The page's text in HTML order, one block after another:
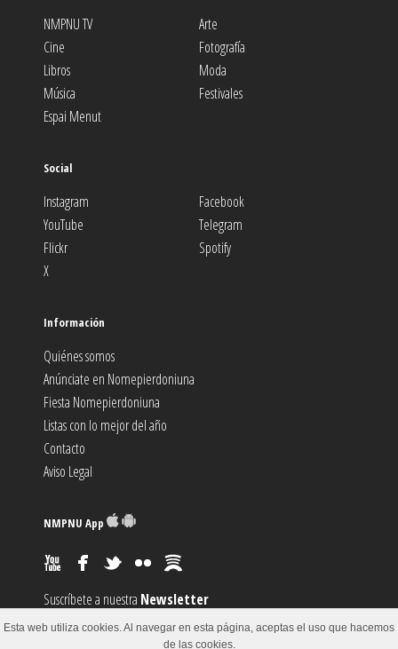
NMPNU TV
Arte
Cine
Fotografía
Libros
Moda
Música
Festivales
Espai Menut
Social
Instagram
Facebook
YouTube
Telegram
Flickr
Spotify
X
Información
Quiénes somos
Anúnciate en Nomepierdoniuna
Fiesta Nomepierdoniuna
Listas con lo mejor del año
Contacto
Aviso Legal
NMPNU App
Suscríbete a nuestra Newsletter
Suscríbete al canalRSS
Esta web utiliza cookies. Al navegar en esta página, aceptas el uso que hacemos
de las cookies.